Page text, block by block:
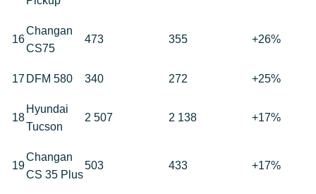
16
Changan
CS75
473 355 +26%
17 DFM 580 340 272 +25%
18
Hyundai
Tucson
2 507 2 138 +17%
19
Changan
CS 35 Plus
503 433 +17%